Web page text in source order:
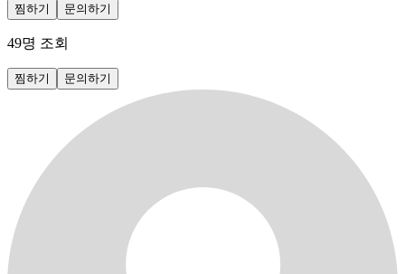
찜하기 문의하기
49명 조회
찜하기 문의하기